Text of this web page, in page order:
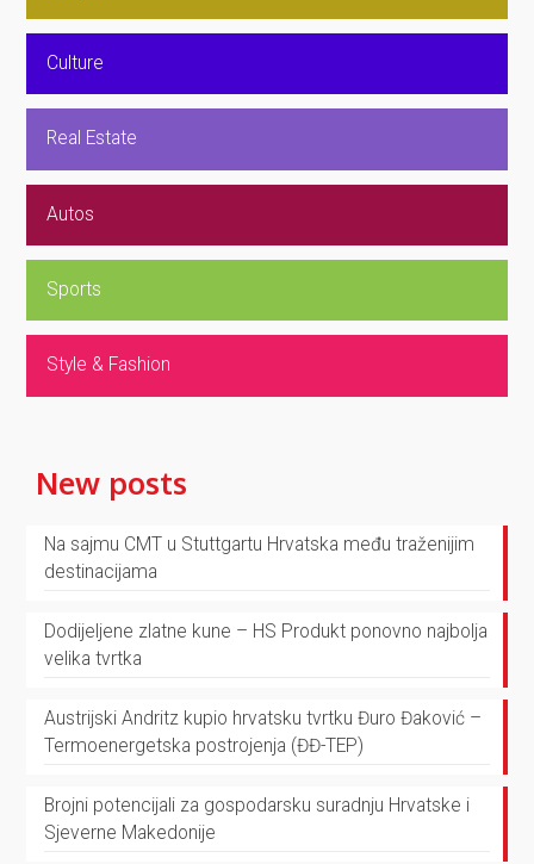
Culture
Real Estate
Autos
Sports
Style & Fashion
New posts
Na sajmu CMT u Stuttgartu Hrvatska među traženijim
destinacijama
Dodijeljene zlatne kune – HS Produkt ponovno najbolja
velika tvrtka
Austrijski Andritz kupio hrvatsku tvrtku Đuro Đaković –
Termoenergetska postrojenja (ĐĐ-TEP)
Brojni potencijali za gospodarsku suradnju Hrvatske i
Sjeverne Makedonije